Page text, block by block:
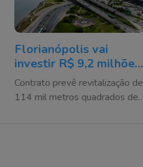
Florianópolis vai
investir R$ 9,2 milhões
para recuperar ruas em
todas as regiões da
Contrato prevê revitalização de
114 mil metros quadrados de